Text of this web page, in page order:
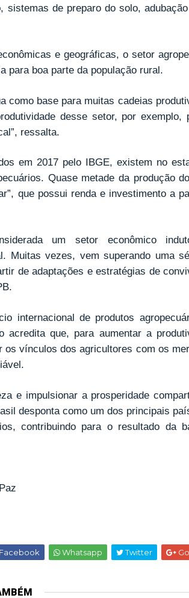
de preparo do solo,
e geográficas, o setor
para boa parte da população rural.
como base para muitas cadeias
desse setor, por exemplo,
ressalta.
em 2017 pelo IBGE, existem no
Quase metade da produção
que possui renda e investimento a
um setor econômico
Muitas vezes, vem superando uma
de adaptações e estratégias de
internacional de produtos
que, para aumentar a
vínculos dos agricultores com os
e impulsionar a prosperidade
desponta como um dos principais
contribuindo para o resultado da
Whatsapp Twitter